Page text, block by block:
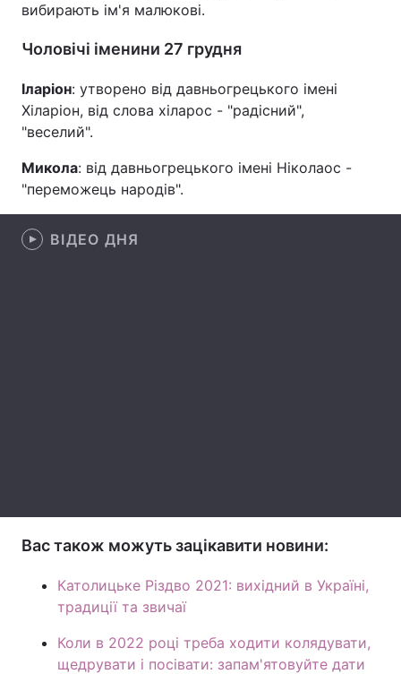
Спорт
Техно і зв'язок Лайт
Зброя Інциденти
Здоров'я
Цікавинки Погода
Лонгріди
Тема оформлення
вибирають ім'я малюкові.
Чоловічі іменини 27 грудня
Іларіон: утворено від давньогрецького імені
Хіларіон, від слова хіларос - "радісний",
"веселий".
Микола: від давньогрецького імені Ніколаос -
"переможець народів".
ВІДЕО ДНЯ
Вас також можуть зацікавити новини:
Католицьке Різдво 2021: вихідний в Україні,
традиції та звичаї
Коли в 2022 році треба ходити колядувати,
щедрувати і посівати: запам'ятовуйте дати